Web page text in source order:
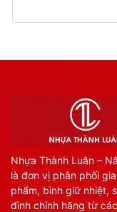
Nhựa Thành Luân –
là đơn vị phân phối
phẩm, bình giữ nhiệt,
đình chính hãng từ